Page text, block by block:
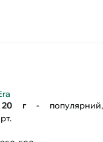
20 г- популярний,